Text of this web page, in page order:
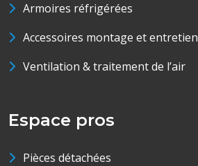
Armoires réfrigérées
Accessoires montage et entretien
Ventilation & traitement de l’air
Espace pros
Pièces détachées